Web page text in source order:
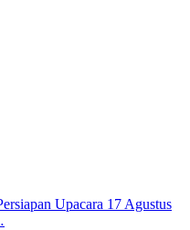
Upacara 17 Agustus